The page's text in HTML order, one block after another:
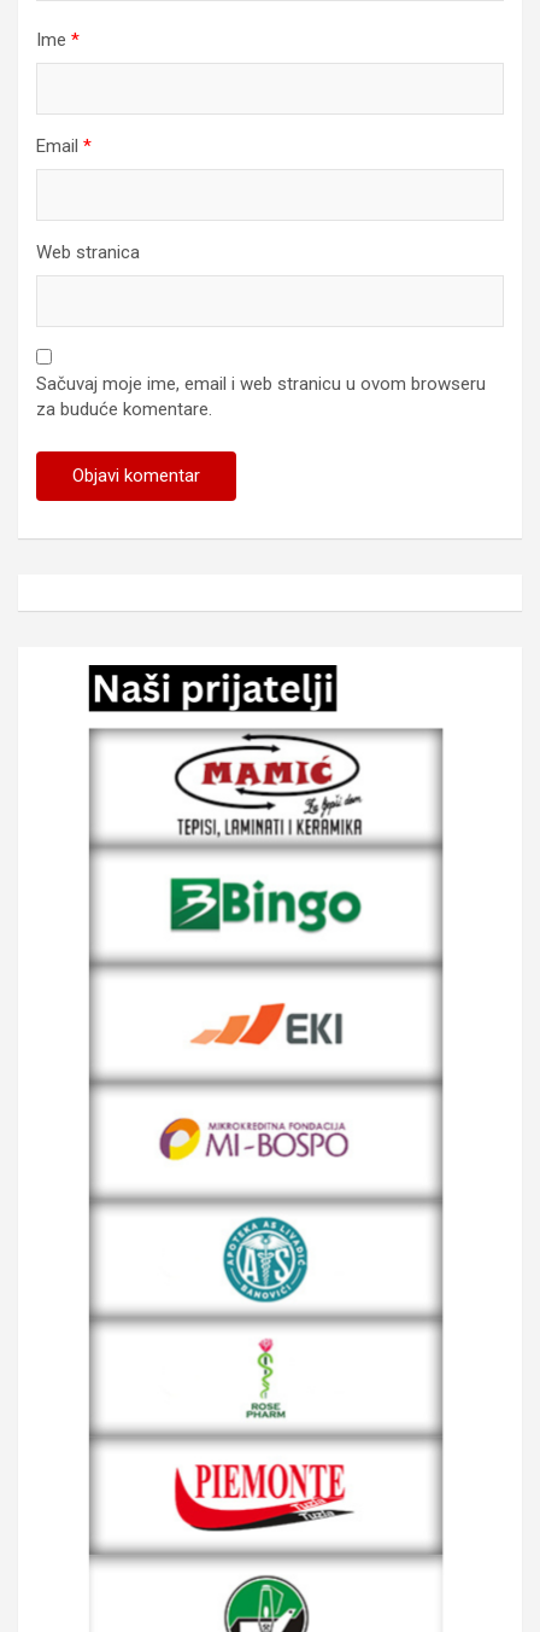
Ime *
Email *
Web stranica
Sačuvaj moje ime, email i web stranicu u ovom browseru
za buduće komentare.